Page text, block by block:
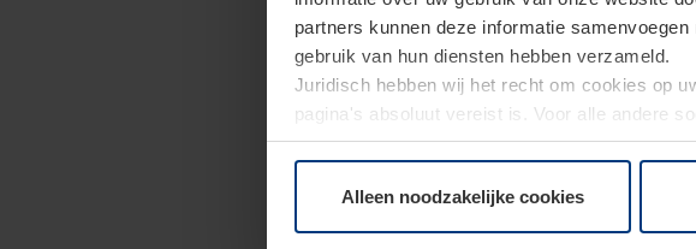
partners kunnen deze informatie
gebruik van hun diensten hebben verzameld.
Juridisch hebben wij het recht om cookies op
pagina's absoluut vereist is. Voor alle andere
moment bij de uitleg van de cookies op pagina
Alleen noodzakelijke cookies